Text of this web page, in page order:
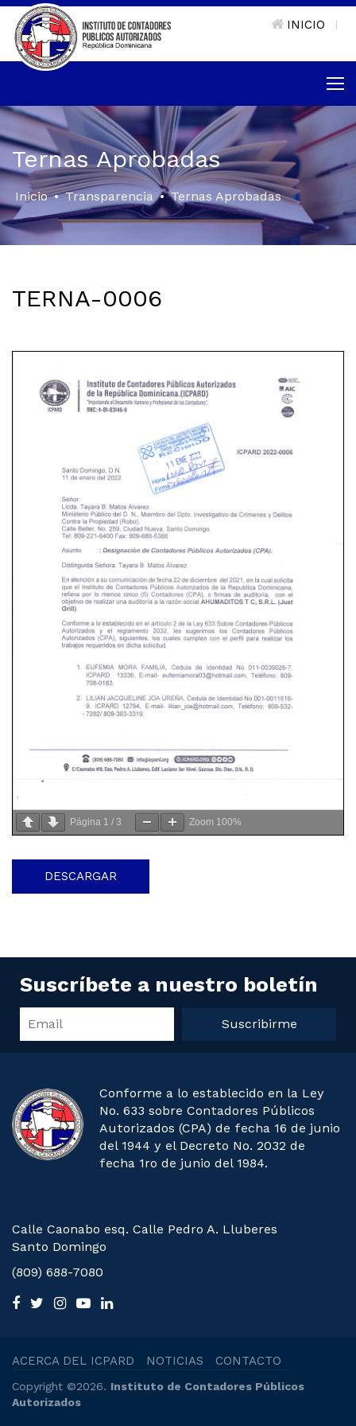
INICIO
Ternas Aprobadas
Inicio • Transparencia • Ternas Aprobadas
TERNA-0006
Página 1 / 3 Zoom 100%
DESCARGAR
Suscríbete a nuestro boletín
Suscribirme
Conforme a lo establecido en la Ley
No. 633 sobre Contadores Públicos
Autorizados (CPA) de fecha 16 de junio
del 1944 y el Decreto No. 2032 de
fecha 1ro de junio del 1984.
Calle Caonabo esq. Calle Pedro A. Lluberes
Santo Domingo
(809) 688-7080
ACERCA DEL ICPARD NOTICIAS CONTACTO
Copyright ©2026. Instituto de Contadores Públicos
Autorizados